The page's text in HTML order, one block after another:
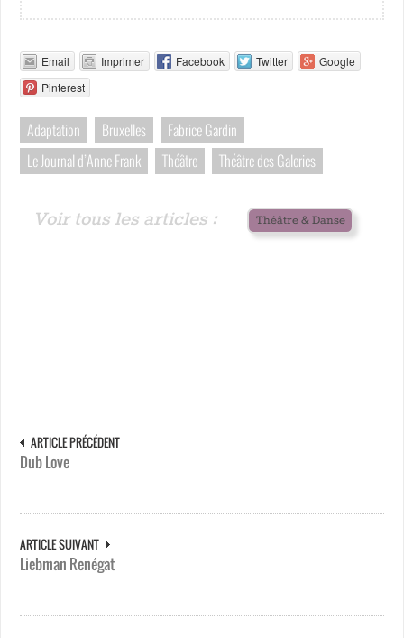
Email Imprimer Facebook Twitter
Google
Pinterest
Adaptation Bruxelles
Fabrice Gardin
Le Journal d’Anne Frank
Théâtre Théâtre des Galeries
Voir tous les articles : Théâtre & Danse
ARTICLE PRÉCÉDENT
Dub Love
ARTICLE SUIVANT
Liebman Renégat